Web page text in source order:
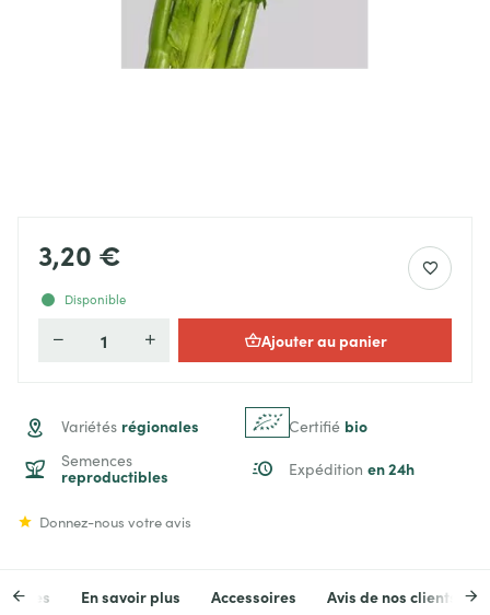
3,20 €
Disponible
Quantité Ajouter au panier
Variétés régionales Certifié bio
Semences
reproductibles Expédition en 24h
Donnez-nous votre avis
En savoir plus Accessoires Avis de nos clients